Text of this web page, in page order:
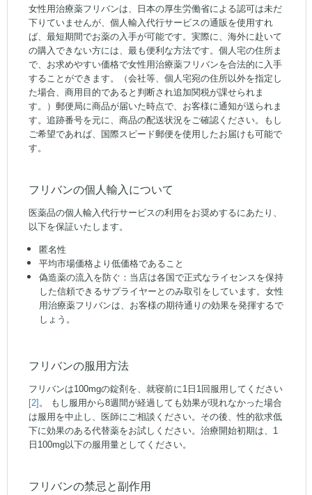
女性用治療薬フリバンは、日本の厚生労働省による認可は未だ
下りていませんが、個人輸入代行サービスの通販を使用すれ
ば、最短期間でお薬の入手が可能です。実際に、海外に赴いて
の購入できない方には、最も便利な方法です。個人宅の住所ま
で、お求めやすい価格で女性用治療薬フリバンを合法的に入手
することができます。（会社等、個人宅宛の住所以外を指定し
た場合、商用目的であると判断され追加関税が課せられま
す。）郵便局に商品が届いた時点で、お客様に通知が送られま
す。追跡番号を元に、商品の配送状況をご確認ください。もし
ご希望であれば、国際スピード郵便を使用したお届けも可能で
す。
フリバンの個人輸入について
医薬品の個人輸入代行サービスの利用をお奨めするにあたり、
以下を保証いたします。
匿名性
平均市場価格より低価格であること
偽造薬の流入を防ぐ：当店は各国で正式なライセンスを保持
した信頼できるサプライヤーとのみ取引をしています。女性
用治療薬フリバンは、お客様の期待通りの効果を発揮するで
しょう。
フリバンの服用方法
フリバンは100mgの錠剤を、就寝前に1日1回服用してください
[2]。 もし服用から8週間が経過しても効果が現れなかった場合
は服用を中止し、医師にご相談ください。その後、性的欲求低
下に効果のある代替薬をお試しください。治療開始初期は、1
日100mg以下の服用量としてください。
フリバンの禁忌と副作用